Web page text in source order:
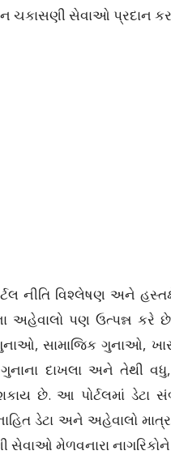
ચકાસણી સેવાઓ પ્રદાન
વિશ્લેષણ અને
અહેવાલો પણ ઉત્પન્ન
સામાજિક ગુનાઓ,
દાખલા અને તેથી
છે. આ પોર્ટલમાં ડેટા
ડેટા અને અહેવાલો
સેવાઓ મેળવનારા નાગરિકોને